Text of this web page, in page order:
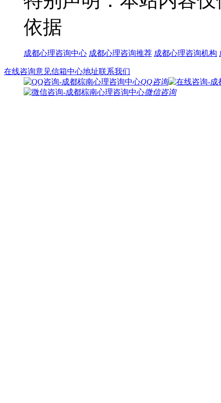
依据
成都心理咨询中心 成都心理咨询推荐 成都心理咨询机构
在线咨询意见信箱中心地址联系我们
QQ咨询
微信咨询